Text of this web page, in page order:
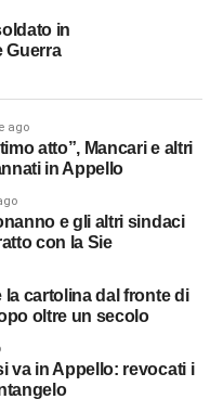
in
Guerra
ago
atto”, Mancari e altri
in Appello
e gli altri sindaci
con la Sie
la cartolina dal fronte di
oltre un secolo
va in Appello: revocati i